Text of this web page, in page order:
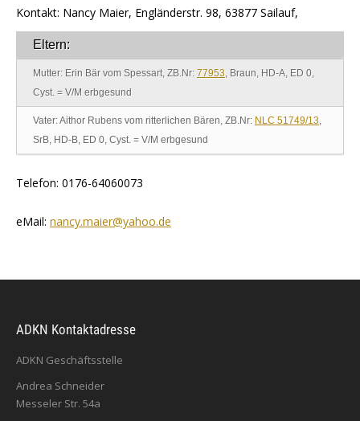
Kontakt: Nancy Maier, Engländerstr. 98, 63877 Sailauf,
Eltern:
Mutter: Erin Bär vom Spessart, ZB.Nr: 77953, Braun, HD-A, ED 0,
Cyst. = V/M erbgesund
Vater: Aithor Rubens vom ritterlichen Bären, ZB.Nr: NLC 51749/13,
SrB, HD-B, ED 0, Cyst. = V/M erbgesund
Telefon: 0176-64060073
eMail: nancy.maier@yahoo.de
ADKN Kontaktadresse
ADKN Geschäftsstelle
Andrea Schneider
Messeler Str. 54a